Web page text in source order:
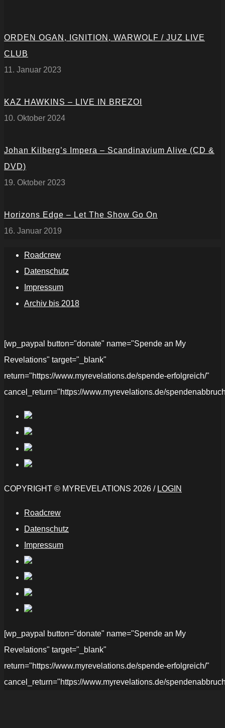
ORDEN OGAN, IGNITION, WARWOLF / JUZ LIVE
CLUB
11. Januar 2023
KAZ HAWKINS – LIVE IN BREZOI
10. Oktober 2024
Johan Kilberg’s Impera – Scandinavium Alive (CD &
DVD)
19. Oktober 2023
Horizons Edge – Let The Show Go On
16. Januar 2019
Roadcrew
Datenschutz
Impressum
Archiv bis 2018
[wp_paypal button="donate" name="Spende an My
Revelations" target="_blank"
return="https://www.myrevelations.de/spende-erfolgreich/"
cancel_return="https://www.myrevelations.de/
COPYRIGHT © MYREVELATIONS 2026 / LOGIN
Roadcrew
Datenschutz
Impressum
[wp_paypal button="donate" name="Spende an My
Revelations" target="_blank"
return="https://www.myrevelations.de/spende-erfolgreich/"
cancel_return="https://www.myrevelations.de/